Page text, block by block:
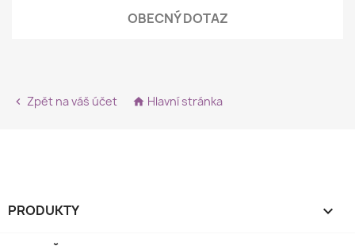
OBECNÝ DOTAZ
 Zpět na váš účet  Hlavní stránka
PRODUKTY 